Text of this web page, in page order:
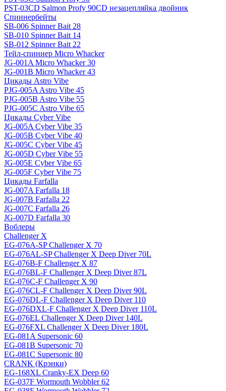
PST-03CD Salmon Profy 90CD незацепляйка двойник
Спиннербейты
SB-006 Spinner Bait 28
SB-010 Spinner Bait 14
SB-012 Spinner Bait 22
Тейл-спиннер Micro Whacker
JG-001A Micro Whacker 30
JG-001B Micro Whacker 43
Цикады Astro Vibe
PJG-005A Astro Vibe 45
PJG-005B Astro Vibe 55
PJG-005C Astro Vibe 65
Цикады Cyber Vibe
JG-005A Cyber Vibe 35
JG-005B Cyber Vibe 40
JG-005C Cyber Vibe 45
JG-005D Cyber Vibe 55
JG-005E Cyber Vibe 65
JG-005F Cyber Vibe 75
Цикады Farfalla
JG-007A Farfalla 18
JG-007B Farfalla 22
JG-007C Farfalla 26
JG-007D Farfalla 30
Воблеры
Challenger X
EG-076A-SP Challenger X 70
EG-076AL-SP Challenger X Deep Diver 70L
EG-076B-F Challenger X 87
EG-076BL-F Challenger X Deep Diver 87L
EG-076C-F Challenger X 90
EG-076CL-F Challenger X Deep Diver 90L
EG-076DL-F Challenger X Deep Diver 110
EG-076DXL-F Challenger X Deep Diver 110L
EG-076EL Challenger X Deep Diver 140L
EG-076FXL Challenger X Deep Diver 180L
EG-081A Supersonic 60
EG-081B Supersonic 70
EG-081C Supersonic 80
CRANK (Крэнки)
EG-168XL Cranky-EX Deep 60
EG-037F Wormouth Wobbler 62